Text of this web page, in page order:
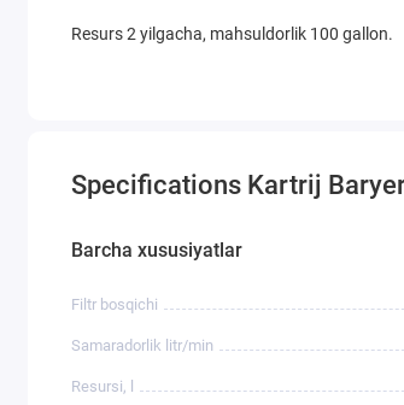
Resurs 2 yilgacha, mahsuldorlik 100 gallon.
Specifications Kartrij
Barcha xususiyatlar
Filtr bosqichi
Samaradorlik litr/min
Resursi, l